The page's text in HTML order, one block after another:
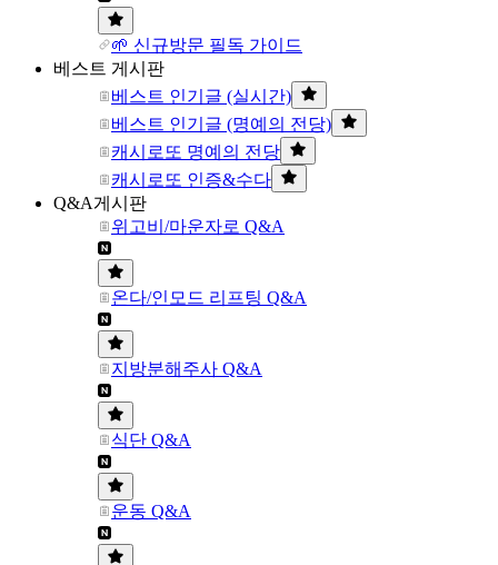
🌱 신규방문 필독 가이드
베스트 게시판
베스트 인기글 (실시간)
베스트 인기글 (명예의 전당)
캐시로또 명예의 전당
캐시로또 인증&수다
Q&A게시판
위고비/마운자로 Q&A
온다/인모드 리프팅 Q&A
지방분해주사 Q&A
식단 Q&A
운동 Q&A